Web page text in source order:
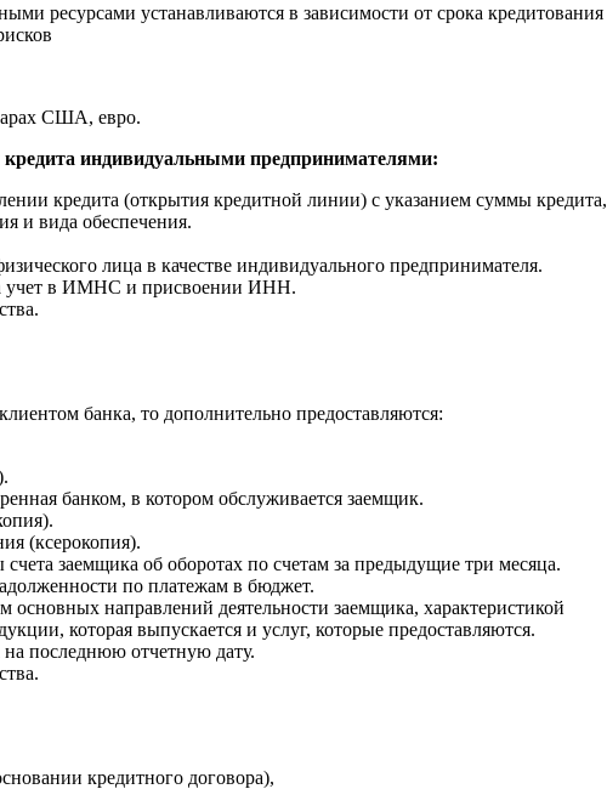
ресурсами устанавливаются в зависимости от срока кредитования
США, евро.
индивидуальными предпринимателями:
кредита (открытия кредитной линии) с указанием суммы кредита,
и вида обеспечения.
лица в качестве индивидуального предпринимателя.
учет в ИМНС и присвоении ИНН.
банка, то дополнительно предоставляются:
банком, в котором обслуживается заемщик.
(ксерокопия).
заемщика об оборотах по счетам за предыдущие три месяца.
по платежам в бюджет.
основных направлений деятельности заемщика, характеристикой
которая выпускается и услуг, которые предоставляются.
последнюю отчетную дату.
кредитного договора),